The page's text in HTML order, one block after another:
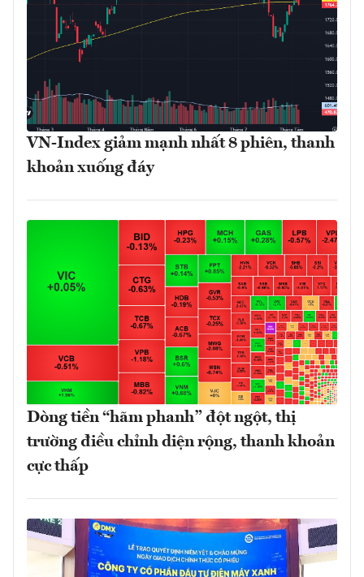
VN-Index giảm mạnh nhất 8 phiên, thanh
khoản xuống đáy
Dòng tiền “hãm phanh” đột ngột, thị
trường điều chỉnh diện rộng, thanh khoản
cực thấp